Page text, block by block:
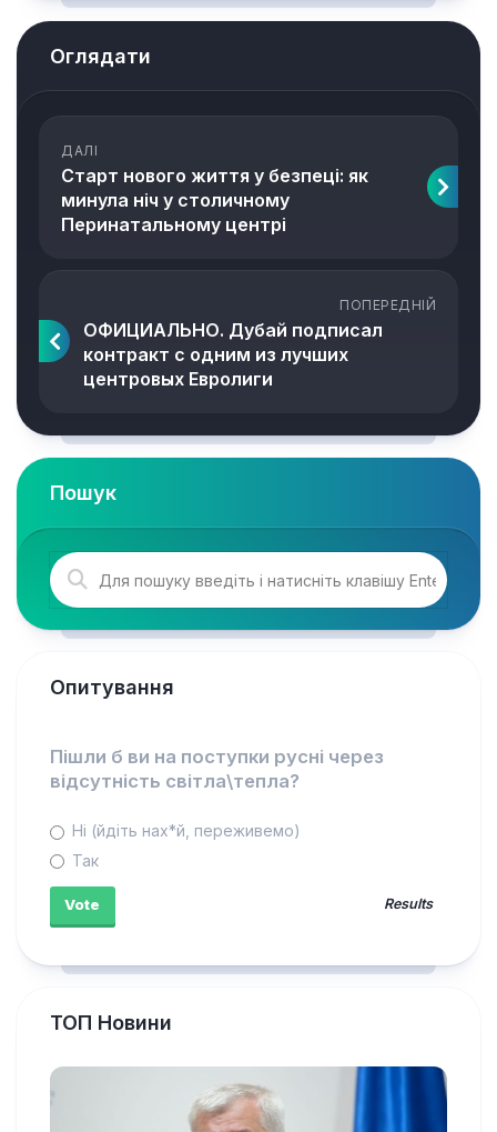
Оглядати
ДАЛІ
Старт нового життя у безпеці: як
минула ніч у столичному
Перинатальному центрі
ПОПЕРЕДНІЙ
ОФИЦИАЛЬНО. Дубай подписал
контракт с одним из лучших
центровых Евролиги
Пошук
Опитування
Пішли б ви на поступки русні через
відсутність світла\тепла?
Ні (йдіть нах*й, переживемо)
Так
Results
ТОП Новини